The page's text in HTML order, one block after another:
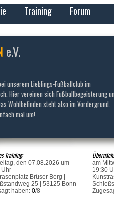
Training Forum
e.V.
unserem Lieblings-Fußballclub im
Hier vereinen sich Fußballbegeisterung
Wohlbefinden steht also im Vordergrund.
mal um!
Training:
den 07.08.2026 um
Uhr
Brüser Berg |
25 | 53125 Bonn
haben: 0/8
am
19:30